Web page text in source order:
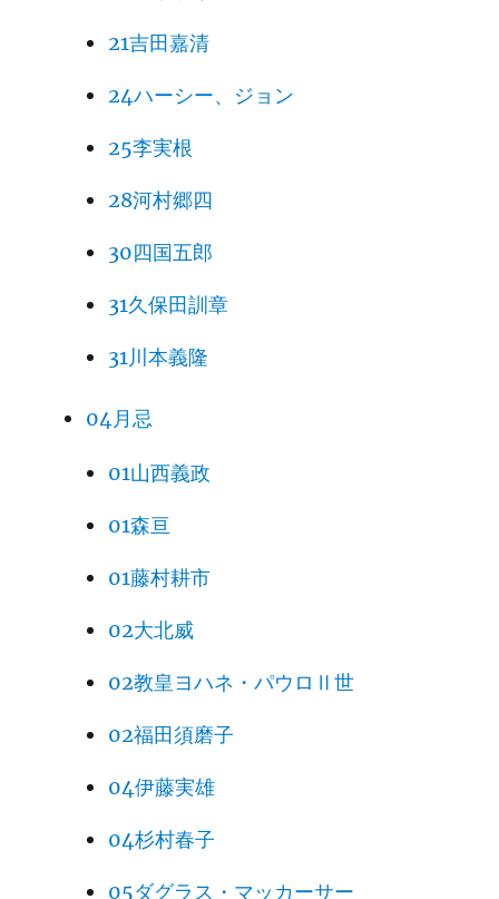
21吉田嘉清
24ハーシー、ジョン
25李実根
28河村郷四
30四国五郎
31久保田訓章
31川本義隆
04月忌
01山西義政
01森亘
01藤村耕市
02大北威
02教皇ヨハネ・パウロⅡ世
02福田須磨子
04伊藤実雄
04杉村春子
05ダグラス・マッカーサー